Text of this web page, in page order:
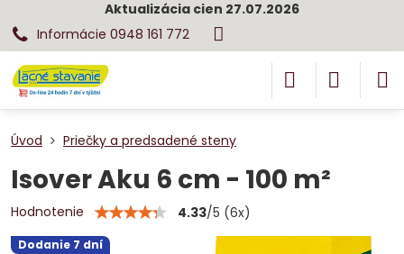
Aktualizácia cien 27.07.2026
Informácie 0948 161 772
Dodanie 7 dní
Úvod Priečky a predsadené steny
Isover Aku 6 cm - 100 m²
Hodnotenie 4.33/5 (6x)